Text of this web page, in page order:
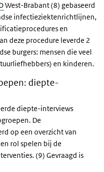
West-Brabant (8) gebaseerd
infectieziektenrichtlijnen,
en
deze procedure leverde 2
burgers: mensen die veel
en kinderen.
diepte-
diepte-interviews
De
op een overzicht van
rol spelen bij de
(9) Gevraagd is